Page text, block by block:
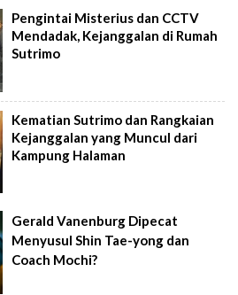
Pengintai Misterius dan CCTV
Mendadak, Kejanggalan di Rumah
Sutrimo
Kematian Sutrimo dan Rangkaian
Kejanggalan yang Muncul dari
Kampung Halaman
Gerald Vanenburg Dipecat
Menyusul Shin Tae-yong dan
Coach Mochi?